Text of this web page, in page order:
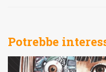
Potrebbe